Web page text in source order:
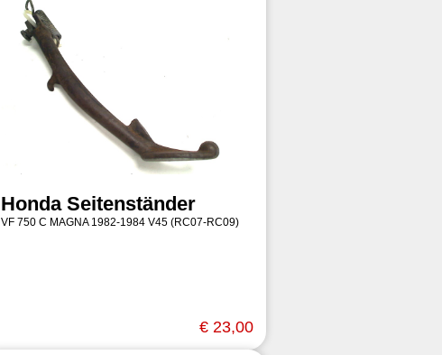
Honda Seitenständer
VF 750 C MAGNA 1982-1984 V45 (RC07-RC09)
€ 23,00